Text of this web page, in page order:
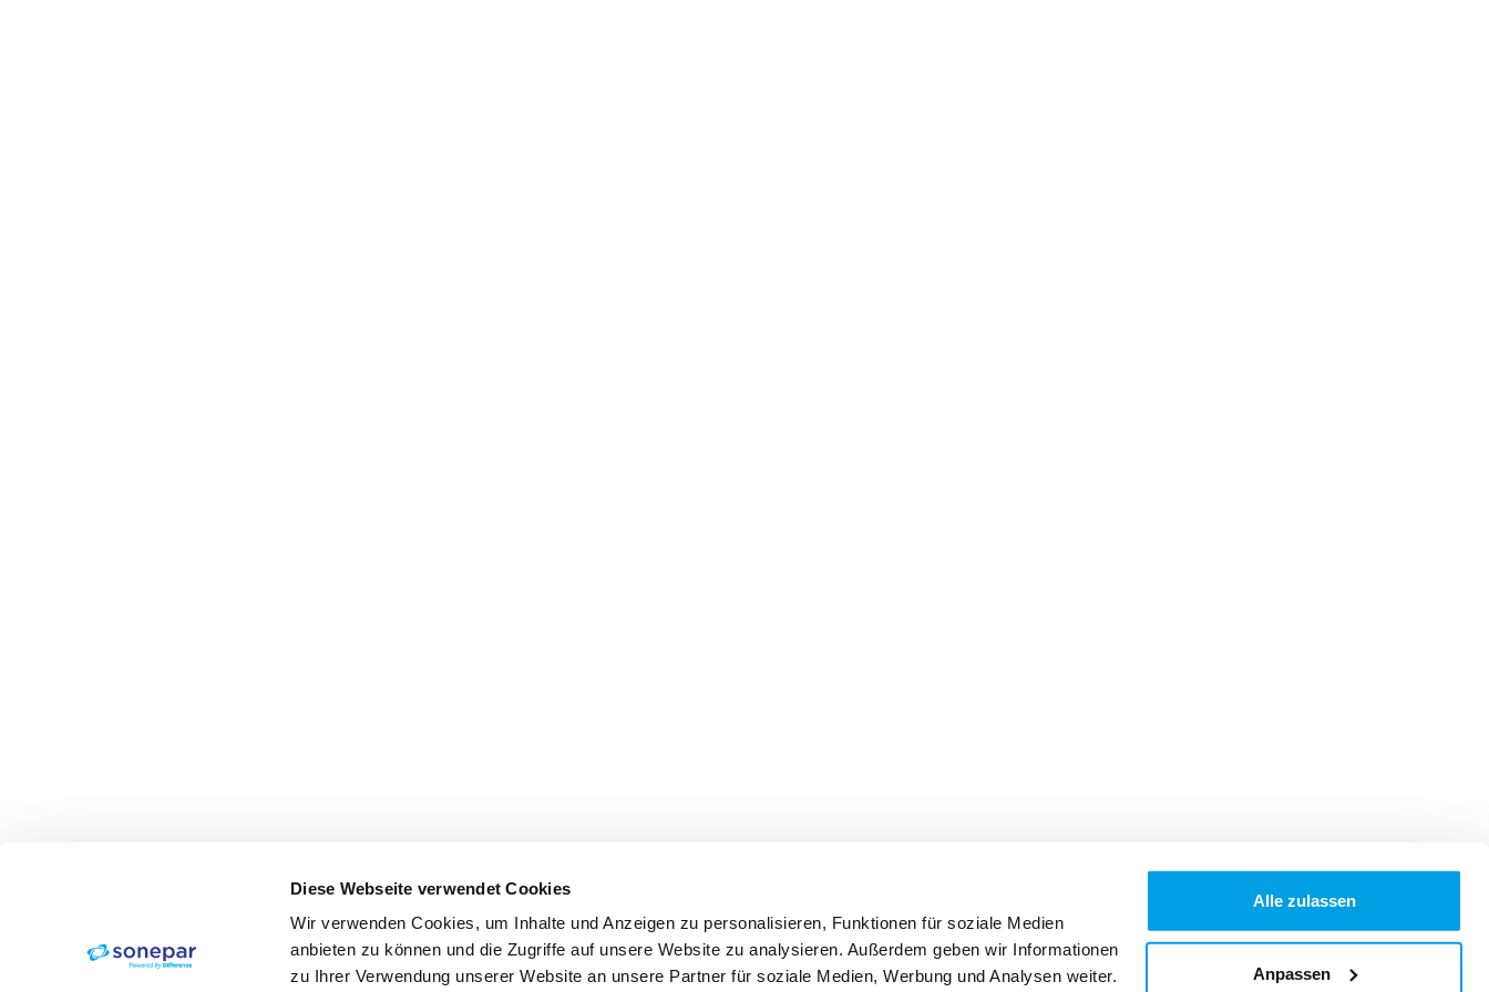
Diese Webseite verwendet Cookies
Wir verwenden Cookies, um Inhalte und Anzeigen zu personalisieren, Funktionen für soziale Medien
anbieten zu können und die Zugriffe auf unsere Website zu analysieren. Außerdem geben wir Informationen
zu Ihrer Verwendung unserer Website an unsere Partner für soziale Medien, Werbung und Analysen weiter.
Alle zulassen
Anpassen